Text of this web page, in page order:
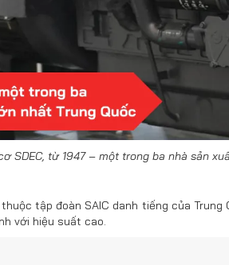
SDEC, từ 1947 – một trong ba nhà sản
tập đoàn SAIC danh tiếng của
với hiệu suất cao.